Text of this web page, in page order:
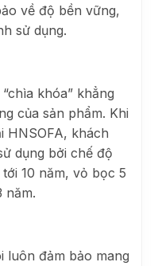
về độ bền vững,
sử dụng.
khóa” khẳng
của sản phẩm. Khi
HNSOFA, khách
dụng bởi chế độ
10 năm, vỏ bọc 5
năm.
luôn đảm bảo mang